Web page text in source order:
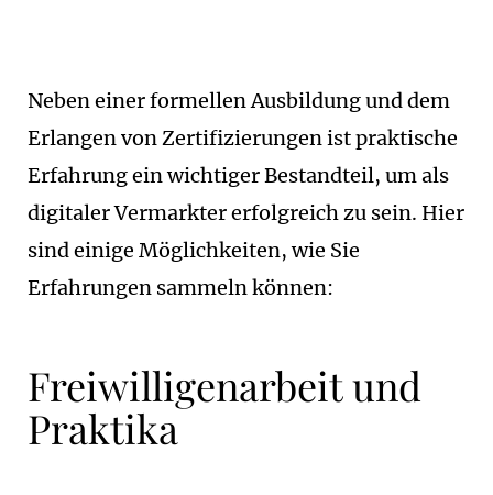
Neben einer formellen Ausbildung und dem
Erlangen von Zertifizierungen ist praktische
Erfahrung ein wichtiger Bestandteil, um als
digitaler Vermarkter erfolgreich zu sein. Hier
sind einige Möglichkeiten, wie Sie
Erfahrungen sammeln können:
Freiwilligenarbeit und
Praktika